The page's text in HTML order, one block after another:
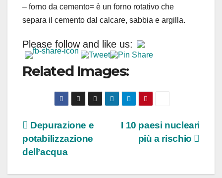
– forno da cemento= è un forno rotativo che
separa il cemento dal calcare, sabbia e argilla.
Please follow and like us:
Related Images:
Navigazione
articoli
I 10 paesi nucleari
più a rischio
Depurazione e
potabilizzazione
dell’acqua